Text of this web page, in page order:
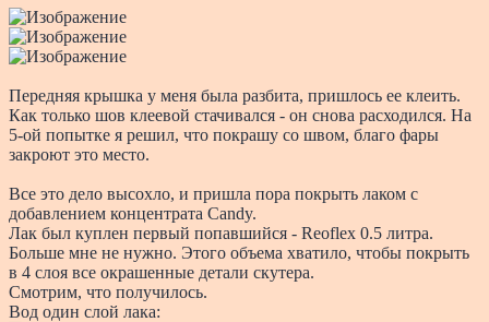
Передняя крышка у меня была разбита, пришлось ее клеить.
Как только шов клеевой стачивался - он снова расходился. На
5-ой попытке я решил, что покрашу со швом, благо фары
закроют это место.
Все это дело высохло, и пришла пора покрыть лаком с
добавлением концентрата Candy.
Лак был куплен первый попавшийся - Reoflex 0.5 литра.
Больше мне не нужно. Этого объема хватило, чтобы покрыть
в 4 слоя все окрашенные детали скутера.
Смотрим, что получилось.
Вод один слой лака: